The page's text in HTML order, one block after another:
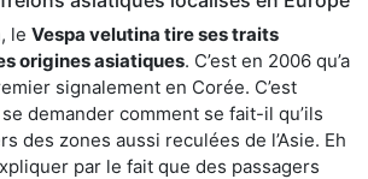
le Vespa velutina tire ses traits
origines asiatiques. C’est en 2006 qu’a
signalement en Corée. C’est
demander comment se fait-il qu’ils
des zones aussi reculées de l’Asie. Eh
par le fait que des passagers